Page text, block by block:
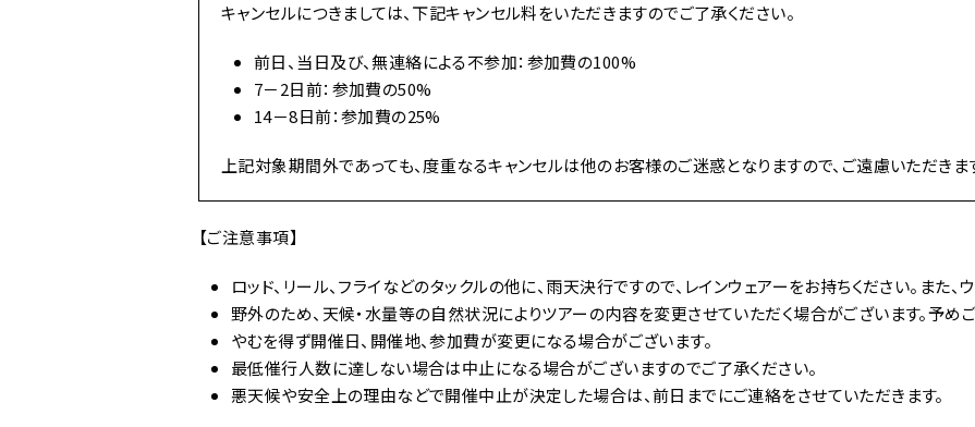
キャンセルにつきましては、下記キャンセル料をいただきますのでご了承ください。
前日、当日及び、無連絡による不参加：参加費の100%
7－2日前：参加費の50%
14－8日前：参加費の25%
上記対象期間外であっても、度重なるキャンセルは他のお客様のご迷惑となりますので、ご遠慮いただきま
【ご注意事項】
ロッド、リール、フライなどのタックルの他に、雨天決行ですので、レインウェアーをお持ちください。また、
野外のため、天候・水量等の自然状況によりツアーの内容を変更させていただく場合がございます。予めご
やむを得ず開催日、開催地、参加費が変更になる場合がございます。
最低催行人数に達しない場合は中止になる場合がございますのでご了承ください。
悪天候や安全上の理由などで開催中止が決定した場合は、前日までにご連絡をさせていただきます。